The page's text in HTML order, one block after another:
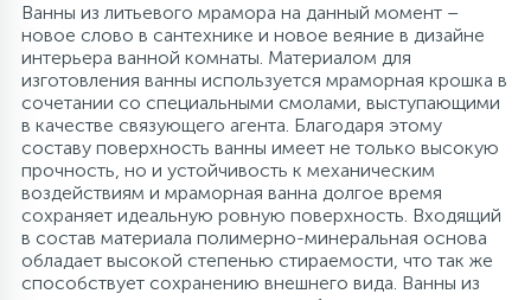
Ванны из литьевого мрамора на данный момент –
новое слово в сантехнике и новое веяние в дизайне
интерьера ванной комнаты. Материалом для
изготовления ванны используется мраморная крошка в
сочетании со специальными смолами, выступающими
в качестве связующего агента. Благодаря этому
составу поверхность ванны имеет не только высокую
прочность, но и устойчивость к механическим
воздействиям и мраморная ванна долгое время
сохраняет идеальную ровную поверхность. Входящий
в состав материала полимерно-минеральная основа
обладает высокой степенью стираемости, что так же
способствует сохранению внешнего вида. Ванны из